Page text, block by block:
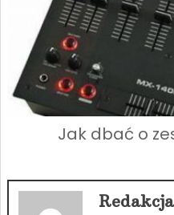
Jak dbać o
Redakcja